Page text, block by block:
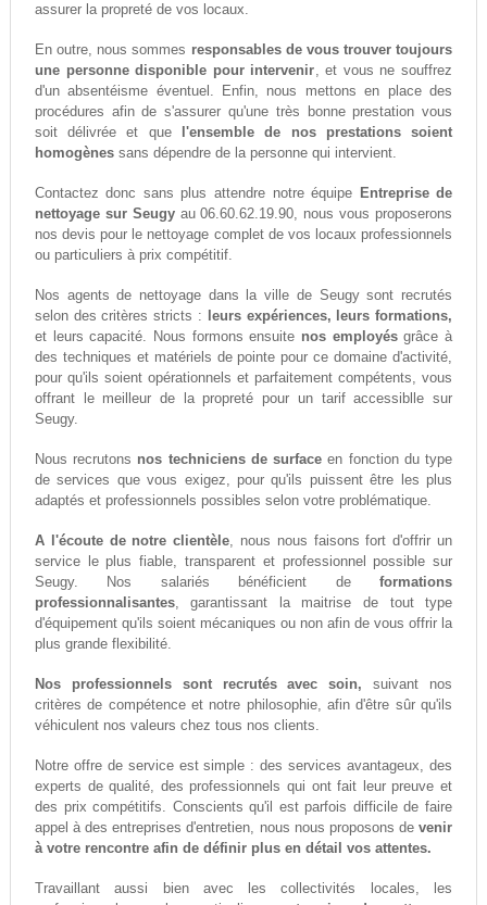
assurer la propreté de vos locaux.
En outre, nous sommes responsables de vous trouver toujours
une personne disponible pour intervenir, et vous ne souffrez
d'un absentéisme éventuel. Enfin, nous mettons en place des
procédures afin de s'assurer qu'une très bonne prestation vous
soit délivrée et que
l'ensemble de nos prestations soient
homogènessans dépendre de la personne qui intervient.
Contactez donc sans plus attendre notre équipe Entreprise de
nettoyage sur Seugyau 06.60.62.19.90, nous vous proposerons
nos devis pour le nettoyage complet de vos locaux professionnels
ou particuliers à prix compétitif.
Nos agents de nettoyage dans la ville de Seugy sont recrutés
selon des critères stricts :
leurs expériences, leurs formations,
et leurs capacité. Nous formons ensuite nos employésgrâce à
des techniques et matériels de pointe pour ce domaine d'activité,
pour qu'ils soient opérationnels et parfaitement compétents, vous
offrant le meilleur de la propreté pour un tarif accessiblle sur
Seugy.
Nous recrutons nos techniciens de surface en fonction du type
de services que vous exigez, pour qu'ils puissent être les plus
adaptés et professionnels possibles selon votre problématique.
A l'écoute de notre clientèle, nous nous faisons fort d'offrir un
service le plus fiable, transparent et professionnel possible sur
Seugy. Nos salariés bénéficient deformations
professionnalisantes, garantissant la maitrise de tout type
d'équipement qu'ils soient mécaniques ou non afin de vous offrir la
plus grande flexibilité.
Nos professionnels sont recrutés avec soin, suivant nos
critères de compétence et notre philosophie, afin d'être sûr qu'ils
véhiculent nos valeurs chez tous nos clients.
Notre offre de service est simple : des services avantageux, des
experts de qualité, des professionnels qui ont fait leur preuve et
des prix compétitifs. Conscients qu'il est parfois difficile de faire
appel à des entreprises d'entretien, nous nous proposons devenir
à votre rencontre afin de définir plus en détail vos attentes.
Travaillant aussi bien avec les collectivités locales, les